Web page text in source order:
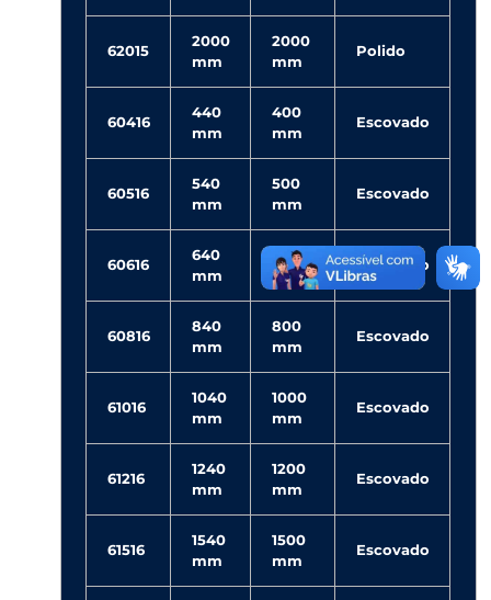
62015
2000
mm
2000
mm
Polido
60416
440
mm
400
mm
Escovado
60516
540
mm
500
mm
Escovado
60616
640
mm
600
mm
Escovado
60816
840
mm
800
mm
Escovado
61016
1040
mm
1000
mm
Escovado
61216
1240
mm
1200
mm
Escovado
61516
1540
mm
1500
mm
Escovado